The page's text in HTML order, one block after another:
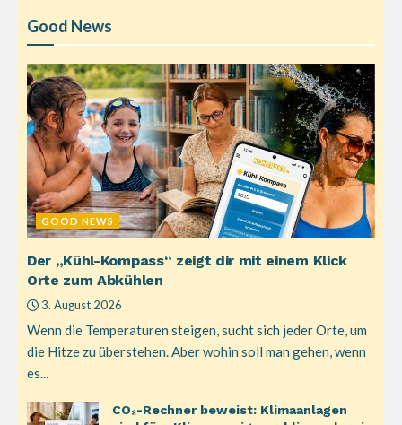
Good News
GOOD NEWS
Der „Kühl-Kompass“ zeigt dir mit einem Klick
Orte zum Abkühlen
3. August 2026
Wenn die Temperaturen steigen, sucht sich jeder Orte, um
die Hitze zu überstehen. Aber wohin soll man gehen, wenn
es...
CO₂-Rechner beweist: Klimaanlagen